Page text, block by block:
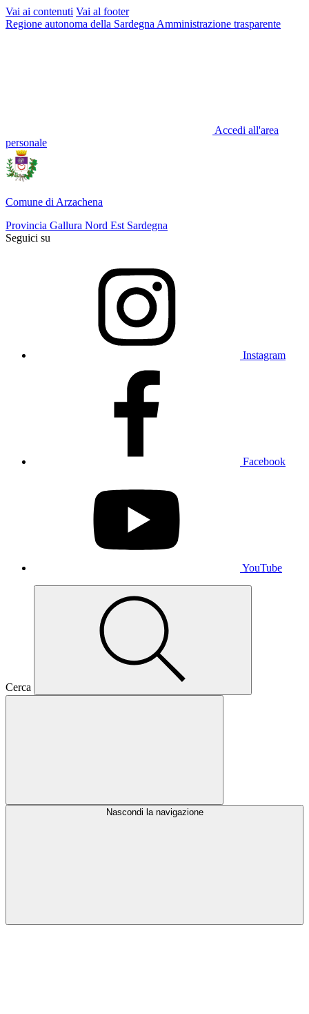
Vai ai contenuti Vai al footer
Regione autonoma della Sardegna Amministrazione trasparente
Accedi all'area
personale
Comune di Arzachena
Provincia Gallura Nord Est Sardegna
Seguici su
Instagram
Facebook
YouTube
Cerca
Nascondi la navigazione